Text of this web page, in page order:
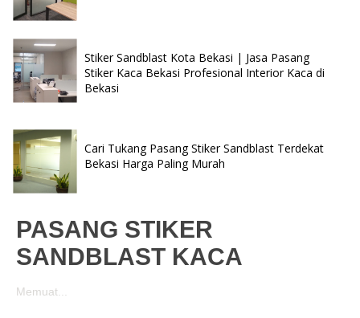
Stiker Sandblast Kota Bekasi | Jasa Pasang
Stiker Kaca Bekasi Profesional Interior Kaca di
Bekasi
Cari Tukang Pasang Stiker Sandblast Terdekat
Bekasi Harga Paling Murah
PASANG STIKER
SANDBLAST KACA
Memuat...